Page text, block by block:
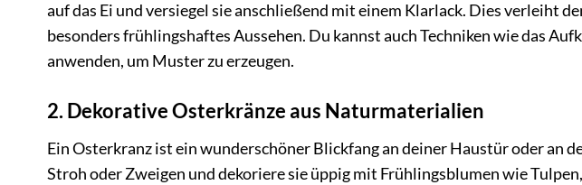
auf das Ei und versiegel sie anschließend mit einem Klarlack. Dies verleiht
besonders frühlingshaftes Aussehen. Du kannst auch Techniken wie das
anwenden, um Muster zu erzeugen.
2. Dekorative Osterkränze aus Naturmaterialien
Ein Osterkranz ist ein wunderschöner Blickfang an deiner Haustür oder an
Stroh oder Zweigen und dekoriere sie üppig mit Frühlingsblumen wie